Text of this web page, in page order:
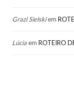
Grazi Sielskiem
Lúciaem ROTEIRO